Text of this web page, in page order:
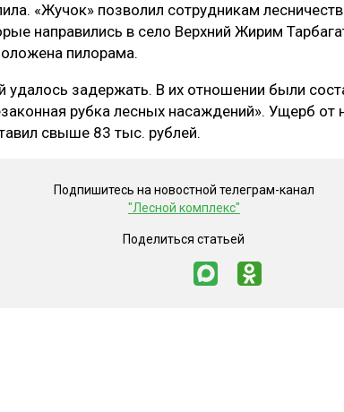
«Жучок» позволил сотрудникам
направились в село Верхний Жирим
пилорама.
удалось задержать. В их отношении были
рубка лесных насаждений». Ущерб от
свыше 83 тыс. рублей.
Подпишитесь на новостной телеграм-канал
"Лесной комплекс"
Поделиться статьей